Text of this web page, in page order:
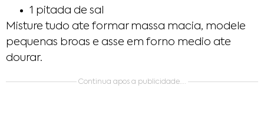
1 pitada de sal
Misture tudo ate formar massa macia, modele
pequenas broas e asse em forno medio ate
dourar.
Continua apos a publicidade….